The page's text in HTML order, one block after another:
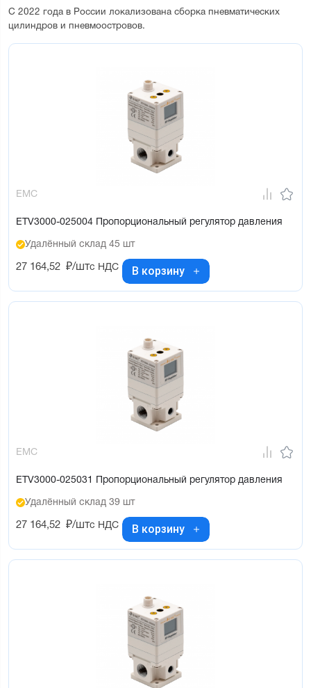
С 2022 года в России локализована сборка пневматических
цилиндров и пневмоостровов.
EMC
ETV3000-025004 Пропорциональный регулятор давления
Удалённый склад 45 шт
27 164,52 ₽/штс НДС В корзину
EMC
ETV3000-025031 Пропорциональный регулятор давления
Удалённый склад 39 шт
27 164,52 ₽/штс НДС В корзину